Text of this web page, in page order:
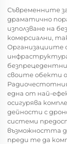
Съвременните
драматично
използване на
комерсиални,
своите обекти
една от най-
осигурява
дейности с
системи
възможността
преди те да